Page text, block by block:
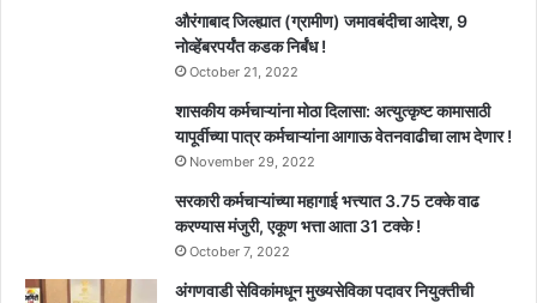
औरंगाबाद जिल्ह्यात (ग्रामीण) जमावबंदीचा आदेश, 9
नोव्हेंबरपर्यंत कडक निर्बंध !
October 21, 2022
शासकीय कर्मचाऱ्यांना मोठा दिलासा: अत्युत्कृष्ट कामासाठी
यापूर्वीच्या पात्र कर्मचाऱ्यांना आगाऊ वेतनवाढीचा लाभ देणार !
November 29, 2022
सरकारी कर्मचाऱ्यांच्या महागाई भत्त्यात 3.75 टक्के वाढ
करण्यास मंजुरी, एकूण भत्ता आता 31 टक्के !
October 7, 2022
अंगणवाडी सेविकांमधून मुख्यसेविका पदावर नियुक्तीची